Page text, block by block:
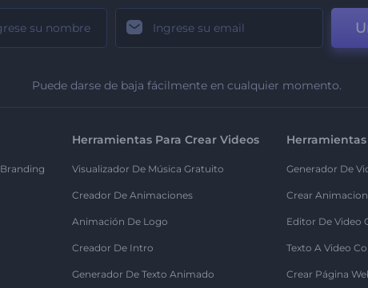
Puede darse de baja fácilmente en cualquier momento.
Herramientas Para Crear Videos
Visualizador De Música Gratuito
Creador De Animaciones
Animación De Logo
Creador De Intro
Generador De Texto Animado
Herramientas
Generador De
Crear
Editor De Video
Texto A Video
Crear Página